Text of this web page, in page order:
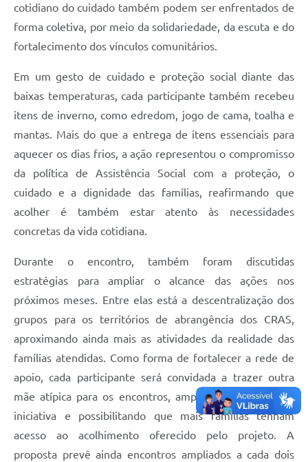
cotidiano do cuidado também podem ser enfrentados de
forma coletiva, por meio da solidariedade, da escuta e do
fortalecimento dos vínculos comunitários.
Em um gesto de cuidado e proteção social diante das
baixas temperaturas, cada participante também recebeu
itens de inverno, como edredom, jogo de cama, toalha e
mantas. Mais do que a entrega de itens essenciais para
aquecer os dias frios, a ação representou o compromisso
da política de Assistência Social com a proteção, o
cuidado e a dignidade das famílias, reafirmando que
acolher é também estar atento às necessidades
concretas da vida cotidiana.
Durante o encontro, também foram discutidas
estratégias para ampliar o alcance das ações nos
próximos meses. Entre elas está a descentralização dos
grupos para os territórios de abrangência dos CRAS,
aproximando ainda mais as atividades da realidade das
famílias atendidas. Como forma de fortalecer a rede de
apoio, cada participante será convidada a trazer outra
mãe atípica para os encontros, ampliando o alcance da
iniciativa e possibilitando que mais famílias tenham
acesso ao acolhimento oferecido pelo projeto. A
proposta prevê ainda encontros ampliados a cada dois